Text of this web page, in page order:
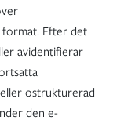
Efter det
avidentifierar
ostrukturerad
den e-